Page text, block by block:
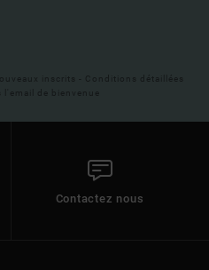
inscrits - Conditions détaillées
l'email de bienvenue
Contactez nous